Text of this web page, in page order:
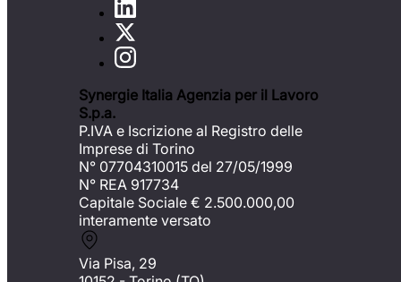
Synergie Italia Agenzia per il Lavoro
S.p.a.
P.IVA e Iscrizione al Registro delle
Imprese di Torino
N° 07704310015 del 27/05/1999
N° REA 917734
Capitale Sociale € 2.500.000,00
interamente versato
Via Pisa, 29